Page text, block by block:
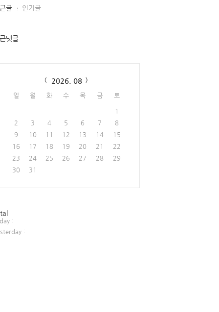
글 인기글
댓글
2026. 08
일 월 화 수 목 금 토
1
2
3 4 5 6 7
8
9
10 11 12 13 14
15
16
17 18 19 20 21
22
23
24 25 26 27 28
29
30
31
:
: